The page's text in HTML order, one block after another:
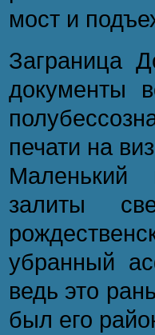
мост и
Заграница
документы
печати на
Маленький
залиты
убранный
ведь это
был его